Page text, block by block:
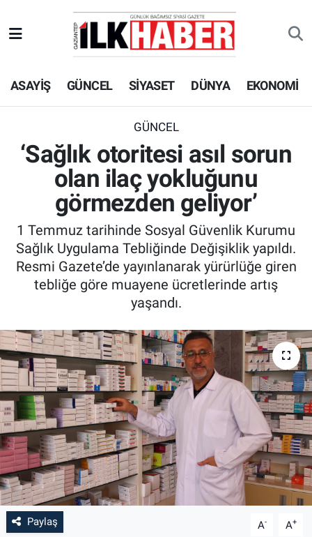
ASAYİŞ GÜNCEL SİYASET DÜNYA EKONOMİ
GÜNCEL
‘Sağlık otoritesi asıl sorun
olan ilaç yokluğunu
görmezden geliyor’
1 Temmuz tarihinde Sosyal Güvenlik Kurumu
Sağlık Uygulama Tebliğinde Değişiklik yapıldı.
Resmi Gazete’de yayınlanarak yürürlüğe giren
tebliğe göre muayene ücretlerinde artış
yaşandı.
Paylaş A- A+
EKONOMİ
SİYASET
SPOR
TEKNOLOJİ
ASAYİŞ
EĞİTİM
KÜLTÜR - SANAT
Beyoğlu Hava Durumu
Beyoğlu Trafik Yoğunluk Haritası
Süper Lig Puan Durumu ve Fikstür
Tüm Manşetler
Son Dakika Haberleri
Haber Arşivi